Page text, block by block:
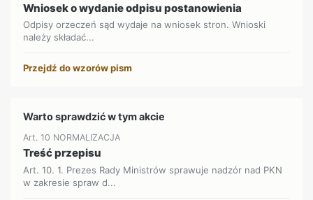
Wniosek o wydanie odpisu postanowienia
Odpisy orzeczeń sąd wydaje na wniosek stron. Wnioski
należy składać...
Przejdź do wzorów pism
Warto sprawdzić w tym akcie
Art. 10 NORMALIZACJA
Treść przepisu
Art. 10. 1. Prezes Rady Ministrów sprawuje nadzór nad PKN
w zakresie spraw d...